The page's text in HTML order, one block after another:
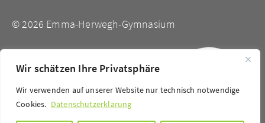
Wir schätzen Ihre Privatsphäre
Wir verwenden auf unserer Website nur technisch notwendige
Cookies. Datenschutzerklärung
© 2026 Emma-Herwegh-Gymnasium